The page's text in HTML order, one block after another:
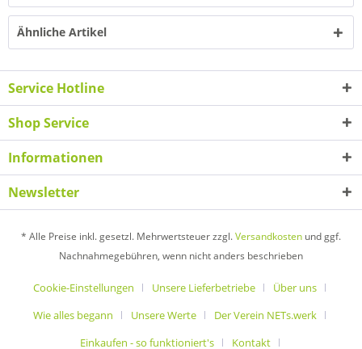
Ähnliche Artikel
Service Hotline
Shop Service
Informationen
Newsletter
* Alle Preise inkl. gesetzl. Mehrwertsteuer zzgl.Versandkosten und ggf.
Nachnahmegebühren, wenn nicht anders beschrieben
Cookie-Einstellungen Unsere Lieferbetriebe
Über uns
Wie alles begann
Unsere Werte
Der Verein NETs.werk
Einkaufen - so funktioniert's
Kontakt